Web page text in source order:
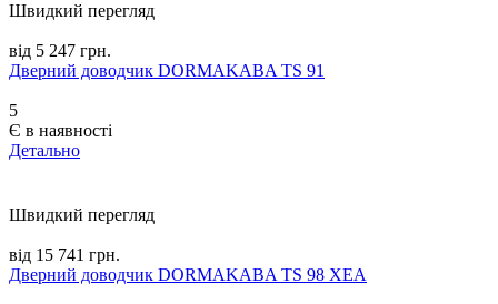
Швидкий перегляд
від 5 247 грн.
Дверний доводчик DORMAKABA TS 91
5
Є в наявності
Детально
Швидкий перегляд
від 15 741 грн.
Дверний доводчик DORMAKABA TS 98 XEA